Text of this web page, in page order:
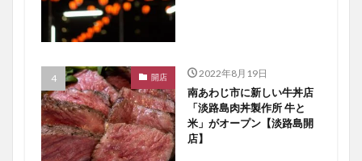
開店 2022年8月19日
南あわじ市に新しい牛丼店
「淡路島肉丼製作所 牛と
米」がオープン【淡路島開
店】